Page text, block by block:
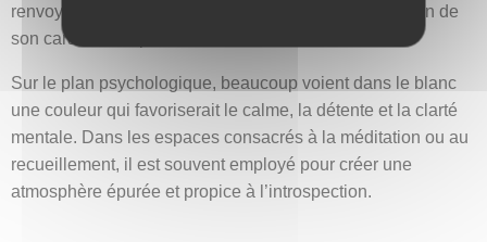
renvoyer à l’absence, au vide ou à la solitude en raison de
son caractère dépouillé et lumineux.
Sur le plan psychologique, beaucoup voient dans le blanc
une couleur qui favoriserait le calme, la détente et la clarté
mentale. Dans les espaces consacrés à la méditation ou au
recueillement, il est souvent employé pour créer une
atmosphère épurée et propice à l’introspection.